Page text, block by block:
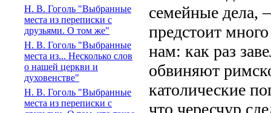
семейные
предстоит
нам: как раз
обвиняют
католические
что чересчур
Н. В. Гоголь "Выбранные
места из переписки с
друзьями. О том же"
Н. В. Гоголь "Выбранные
места из... Несколько слов
о нашей церкви и
духовенстве"
Н. В. Гоголь "Выбранные
места из переписки с